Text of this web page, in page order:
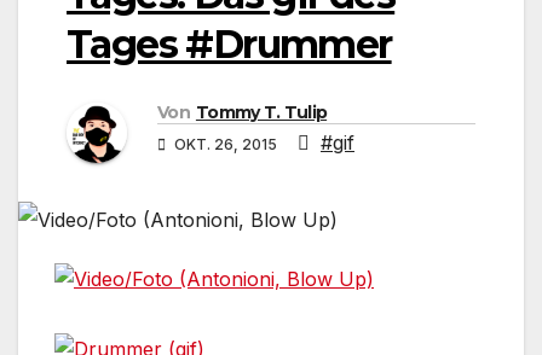
Tages #Drummer
Von Tommy T. Tulip
OKT. 26, 2015 #gif